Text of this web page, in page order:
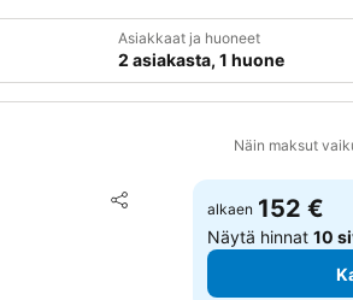
Asiakkaat ja huoneet
2 asiakasta, 1 huone
Näin maksut
Jaa
Lisää suosikkeihin
alkaen 152 €
Näytä hinnat10